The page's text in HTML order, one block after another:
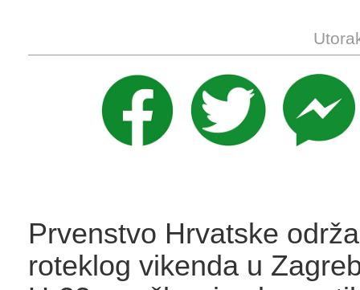
Prvenstvo Hrvatske
roteklog vikenda u